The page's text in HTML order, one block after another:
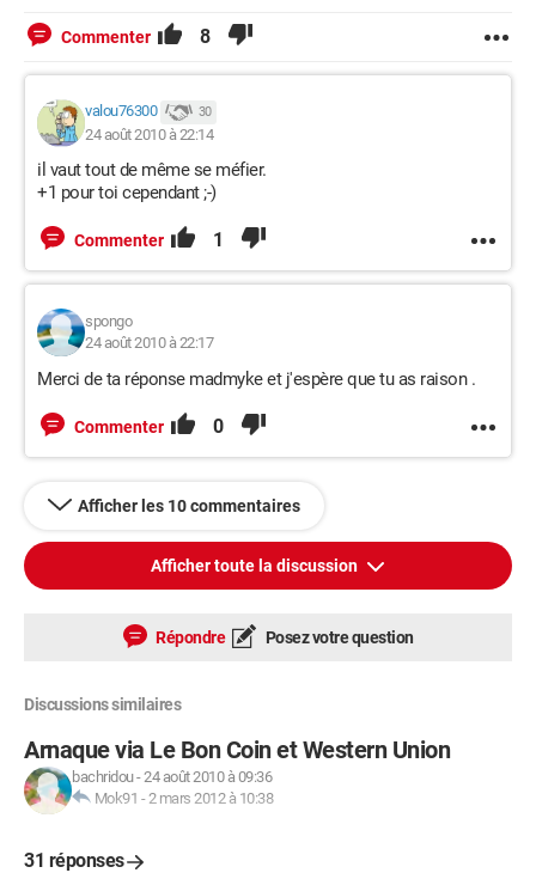
Commenter 8
valou76300 30
24 août 2010 à 22:14
il vaut tout de même se méfier.
+1 pour toi cependant ;-)
Commenter 1
spongo
24 août 2010 à 22:17
Merci de ta réponse madmyke et j'espère que tu as raison .
Commenter 0
Afficher les 10 commentaires
Afficher toute la discussion
Répondre Posez votre question
Discussions similaires
Arnaque via Le Bon Coin et Western Union
bachridou-24 août 2010 à 09:36
Mok91 -2 mars 2012 à 10:38
31 réponses